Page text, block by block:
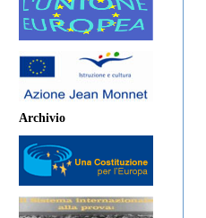
Archivio